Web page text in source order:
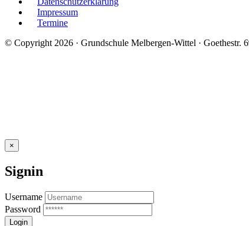
Impressum
Termine
© Copyright 2026 · Grundschule Melbergen-Wittel · Goethestr.
×
Signin
Username
Password